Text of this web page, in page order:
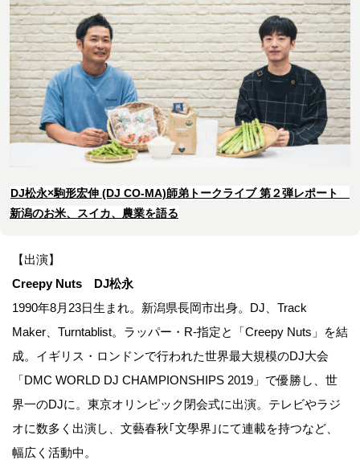
DJ松永×駒形宏伸 (DJ CO-MA)師弟トークライブ 第２弾レポート
新潟のお米、スイカ、農業を語る
【出演】
Creepy Nuts DJ松永
1990年8月23日生まれ。新潟県長岡市出身。DJ、Track
Maker、Turntablist。ラッパー・R-指定と「Creepy Nuts」を結
成。イギリス・ロンドンで行われた世界最大規模のDJ大会
「DMC WORLD DJ CHAMPIONSHIPS 2019」で優勝し、世
界一のDJに。東京オリンピック閉会式に出演。テレビやラジ
オに数多く出演し、文藝春秋｢文學界｣にて連載を持つなど、
幅広く活動中。